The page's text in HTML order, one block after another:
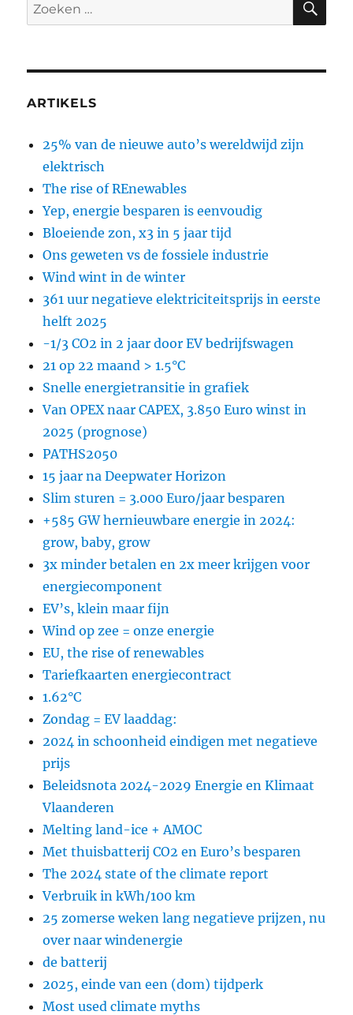
naar:
ARTIKELS
25% van de nieuwe auto’s wereldwijd zijn
elektrisch
The rise of REnewables
Yep, energie besparen is eenvoudig
Bloeiende zon, x3 in 5 jaar tijd
Ons geweten vs de fossiele industrie
Wind wint in de winter
361 uur negatieve elektriciteitsprijs in eerste
helft 2025
-1/3 CO2 in 2 jaar door EV bedrijfswagen
21 op 22 maand > 1.5°C
Snelle energietransitie in grafiek
Van OPEX naar CAPEX, 3.850 Euro winst in
2025 (prognose)
PATHS2050
15 jaar na Deepwater Horizon
Slim sturen = 3.000 Euro/jaar besparen
+585 GW hernieuwbare energie in 2024:
grow, baby, grow
3x minder betalen en 2x meer krijgen voor
energiecomponent
EV’s, klein maar fijn
Wind op zee = onze energie
EU, the rise of renewables
Tariefkaarten energiecontract
1.62°C
Zondag = EV laaddag:
2024 in schoonheid eindigen met negatieve
prijs
Beleidsnota 2024-2029 Energie en Klimaat
Vlaanderen
Melting land-ice + AMOC
Met thuisbatterij CO2 en Euro’s besparen
The 2024 state of the climate report
Verbruik in kWh/100 km
25 zomerse weken lang negatieve prijzen, nu
over naar windenergie
de batterij
2025, einde van een (dom) tijdperk
Most used climate myths